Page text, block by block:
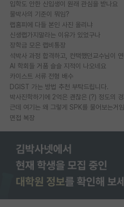
입학도 안한 신입생이 원래 관심을 받나요
물박사의 기준이 뭐임?
랩홈피에 다들 본인 사진 올리냐
신생랩가지말라는 이유가 있었구나
장학금 모은 랩비통장
AI 학회들 거품 슬슬 지적이 나오네요
카이스트 서류 전형 배수
DGIST 가는 방법 추천 부탁드립니다.
근데 여기는 왜 그렇게 SPK를 물어보는거
면접 복장